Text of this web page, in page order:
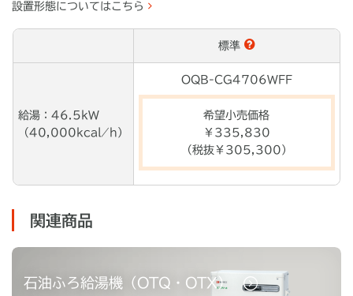
設置形態についてはこちら
標準
給湯：46.5kW
（40,000kcal ⁄ h）
OQB-CG4706WFF
希望小売価格
￥ 335,830
（税抜￥ 305,300 ）
関連商品
石油ふろ給湯機（OTQ・OTX）